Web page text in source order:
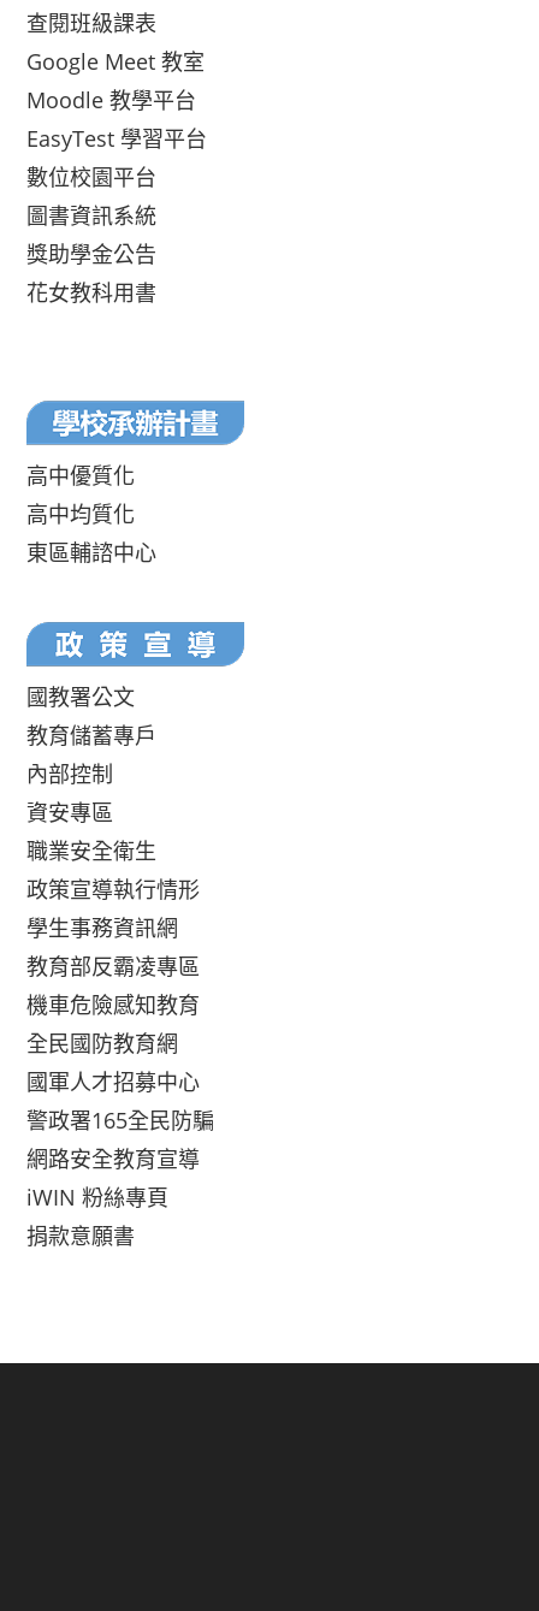
查閱班級課表
Google Meet 教室
Moodle 教學平台
EasyTest 學習平台
數位校園平台
圖書資訊系統
獎助學金公告
花女教科用書
高中優質化
高中均質化
東區輔諮中心
國教署公文
教育儲蓄專戶
內部控制
資安專區
職業安全衛生
政策宣導執行情形
學生事務資訊網
教育部反霸凌專區
機車危險感知教育
全民國防教育網
國軍人才招募中心
警政署165全民防騙
網路安全教育宣導
iWIN 粉絲專頁
捐款意願書